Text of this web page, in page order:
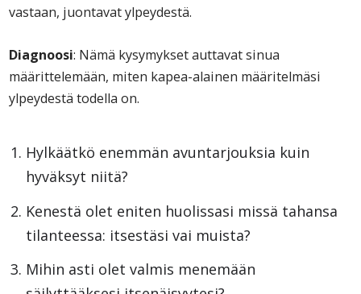
vastaan, juontavat ylpeydestä.
Diagnoosi: Nämä kysymykset auttavat sinua
määrittelemään, miten kapea-alainen määritelmäsi
ylpeydestä todella on.
Hylkäätkö enemmän avuntarjouksia kuin
hyväksyt niitä?
Kenestä olet eniten huolissasi missä tahansa
tilanteessa: itsestäsi vai muista?
Mihin asti olet valmis menemään